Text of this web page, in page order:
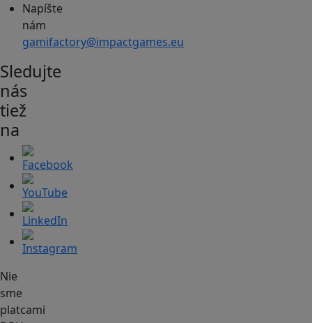
Napíšte
nám
gamifactory@impactgames.eu
Sledujte
nás
tiež
na
Nie
sme
platcami